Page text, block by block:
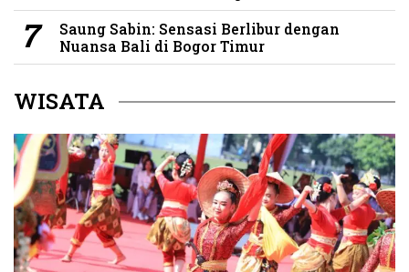
Saung Sabin: Sensasi Berlibur dengan
Nuansa Bali di Bogor Timur
WISATA